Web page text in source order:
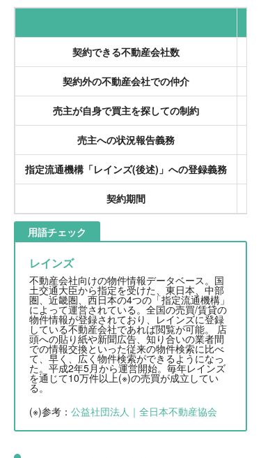
契約できる不動産会社数
契約外の不動産会社での仲介
売主が自身で買主を探しての制約
売主への状況報告義務
指定流通機構「レインズ(後述)」への登録義務
契約期間
用語チェック
レインズ
不動産会社向けの物件情報データベース。国
土交通大臣から指定を受けた、東日本、中部
圏、近畿圏、西日本の4つの「指定流通機構」
によって運営されている。全国の売買/賃貸の
物件情報が登録されており、レインズに登録
している不動産会社であれば閲覧が可能。 店
頭への貼り紙や新聞広告、知り合いの業者間
での情報交換といった従来の物件検索に比べ
て、早く、広く物件検索ができるようになっ
た。平成2年5月から運営開始。毎年レインズ
を通じて10万件以上(※)の売買が成立してい
る。
(※)参考： 公益社団法人｜全日本不動産協会